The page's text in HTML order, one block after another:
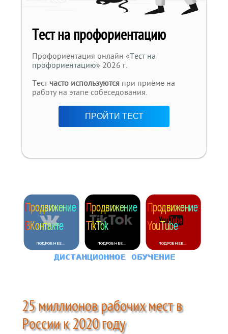
Тест на профориентацию
Профориентация онлайн «Тест на
профориентацию» 2026 г.
Тестчасто используются при приёме на
работу на этапе собеседования.
ПРОЙТИ ТЕСТ
25 миллионов рабочих мест в
России к 2020 году